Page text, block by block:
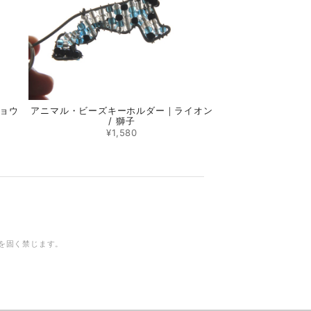
ウ
アニマル・ビーズキーホルダー｜ライオン
/ 獅子
¥1,580
く禁じます。